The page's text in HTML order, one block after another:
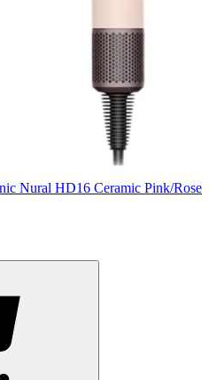
Nural HD16 Ceramic Pink/Rose